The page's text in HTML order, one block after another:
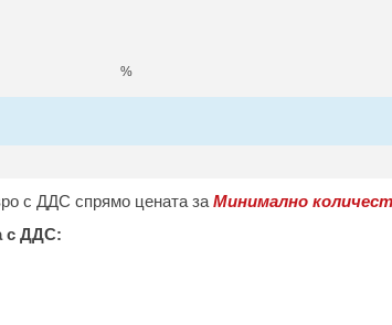
%
с ДДС спрямо цената за Минимално
с ДДС: